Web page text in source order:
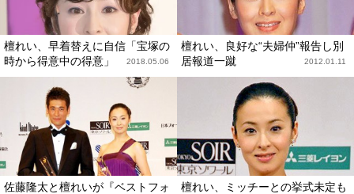
檀れい、早着替えに自信「宝塚の
時から得意中の得意」
2018.05.06
檀れい、良好な“夫婦仲”報告し別
居報道一蹴
2012.01.11
佐藤隆太と檀れいが『ベストフォ
檀れい、ミッチーとの挙式未定も